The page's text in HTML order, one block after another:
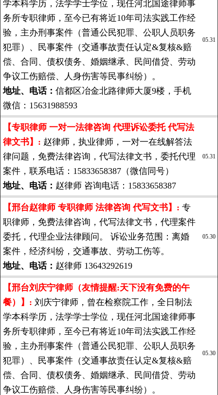
学本科学历，法学学士学位，现任河北国途律师事
务所专职律师，至今已有将近10年司法实践工作经
验，主办刑事案件（普通公民犯罪、公职人员职务
犯罪）、民事案件（交通事故责任认定&复核&赔
偿、合同、债权债务、婚姻继承、民间借贷、劳动
争议工伤赔偿、人身伤害等民事纠纷）。
地址、电话： 信都区冶金北路律师大厦9楼，手机
微信：15631988593
05.31
【专职律师 一对一法律咨询 代理诉讼委托 代写法
律文书】: 赵律师，执业律师，一对一在线解答法
律问题，免费法律咨询，代写法律文书，委托代理
案件，联系电话：15833658387（微信同号）
地址、电话： 赵律师 咨询电话：15833658387
05.31
【邢台赵律师 专职律师 法律咨询 代写文书】: 专
职律师，免费法律咨询，代写法律文书，代理案件
委托，代理企业法律顾问。 诉讼业务范围：离婚
案件，经济纠纷，交通事故、劳动工伤等。
地址、电话： 赵律师 13643292619
05.30
【邢台刘庆宁律师（友情提醒:天下没有免费的午
餐）】: 刘庆宁律师，曾在检察院工作，全日制法
学本科学历，法学学士学位，现任河北国途律师事
务所专职律师，至今已有将近10年司法实践工作经
验，主办刑事案件（普通公民犯罪、公职人员职务
犯罪）、民事案件（交通事故责任认定&复核&赔
偿、合同、债权债务、婚姻继承、民间借贷、劳动
争议工伤赔偿、人身伤害等民事纠纷）。
05.30